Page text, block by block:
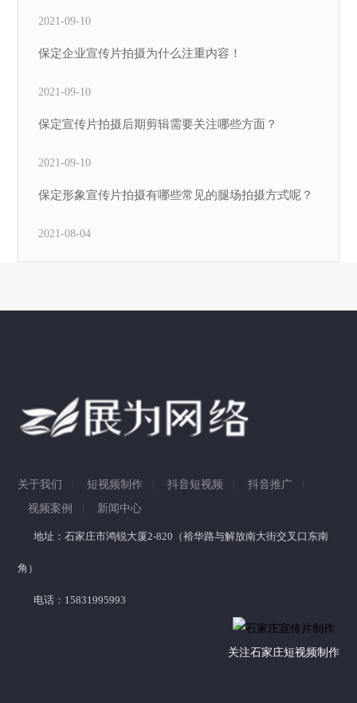
2021-09-10
保定企业宣传片拍摄为什么注重内容！
2021-09-10
保定宣传片拍摄后期剪辑需要关注哪些方面？
2021-09-10
保定形象宣传片拍摄有哪些常见的腿场拍摄方式呢？
2021-08-04
关于我们 短视频制作 抖音短视频
抖音推广
视频案例
新闻中心
地址：石家庄市鸿锐大厦2-820（裕华路与解放南大街交叉口东南
角）
电话：15831995993
关注石家庄短视频制作